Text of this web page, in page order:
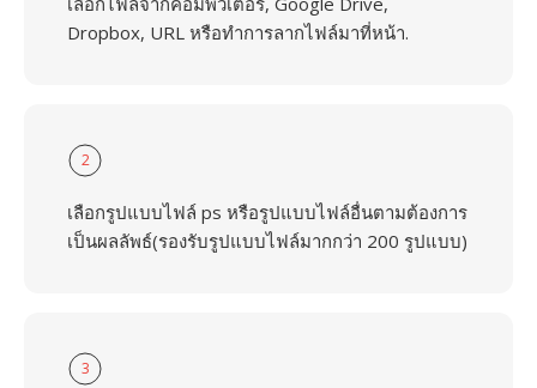
Dropbox, URL หรือทำการลากไฟล์มาที่หน้า.
2
เลือกรูปแบบไฟล์ ps หรือรูปแบบไฟล์อื่นตามต้องการ
เป็นผลลัพธ์(รองรับรูปแบบไฟล์มากกว่า 200 รูปแบบ)
3